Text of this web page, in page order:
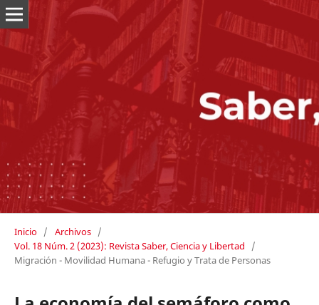
Inicio / Archivos /
Vol. 18 Núm. 2 (2023): Revista Saber, Ciencia y Libertad
/
Migración - Movilidad Humana - Refugio y Trata de Personas